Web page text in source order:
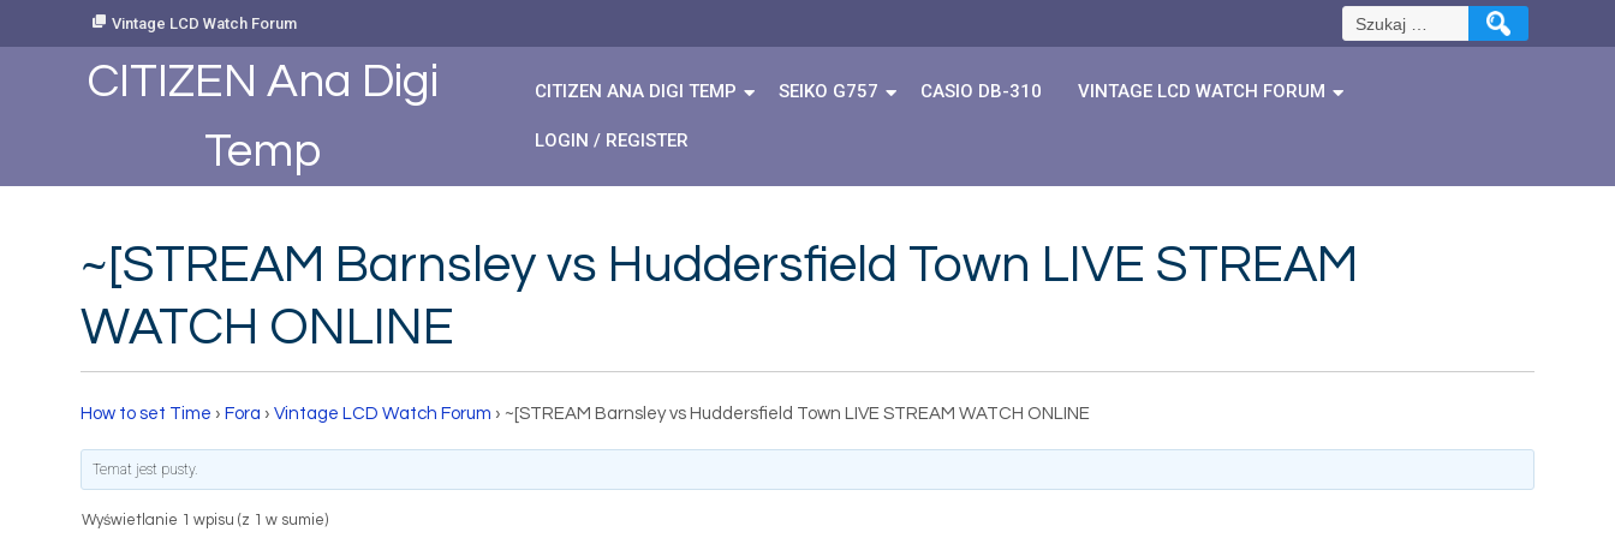
Vintage LCD Watch Forum Szukaj:
CITIZEN Ana Digi
Temp
CITIZEN ANA DIGI TEMP SEIKO G757 CASIO DB-310 VINTAGE LCD WATCH FORUM
LOGIN / REGISTER
~[STREAM Barnsley vs Huddersfield Town LIVE STREAM
WATCH ONLINE
How to set Time › Fora › Vintage LCD Watch Forum › ~[STREAM Barnsley vs Huddersfield Town LIVE STREAM WATCH ONLINE
Temat jest pusty.
Wyświetlanie 1 wpisu (z 1 w sumie)